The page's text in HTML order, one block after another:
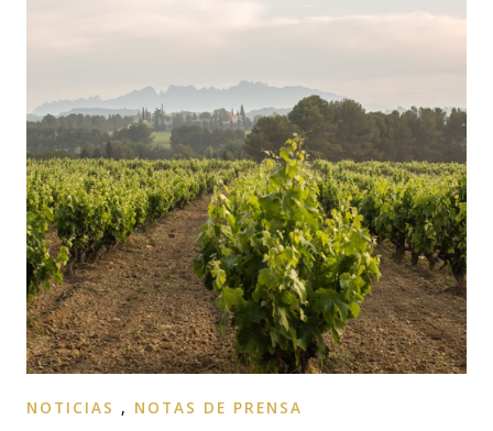
NOTICIAS , NOTAS DE PRENSA